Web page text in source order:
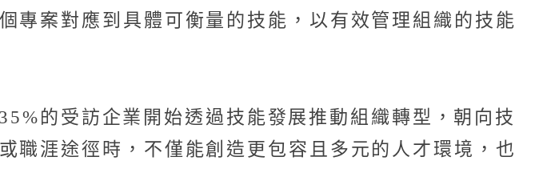
專案對應到具體可衡量的技能，以有效管理組織的技能
的受訪企業開始透過技能發展推動組織轉型，朝向技
職涯途徑時，不僅能創造更包容且多元的人才環境，也